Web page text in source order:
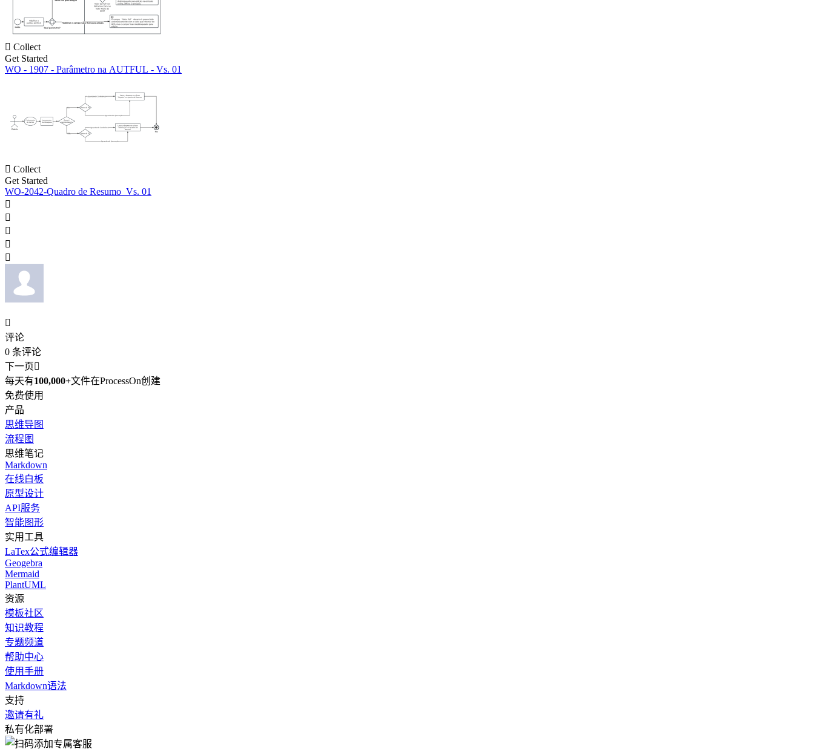
 Collect
Get Started
WO - 1907 - Parâmetro na AUTFUL - Vs. 01
 Collect
Get Started
WO-2042-Quadro de Resumo_Vs. 01






评论
0 条评论
下一页
每天有100,000+文件在ProcessOn创建
免费使用
产品
思维导图
流程图
思维笔记
Markdown
在线白板
原型设计
API服务
智能图形
实用工具
LaTex公式编辑器
Geogebra
Mermaid
PlantUML
资源
模板社区
知识教程
专题频道
帮助中心
使用手册
Markdown语法
支持
邀请有礼
私有化部署